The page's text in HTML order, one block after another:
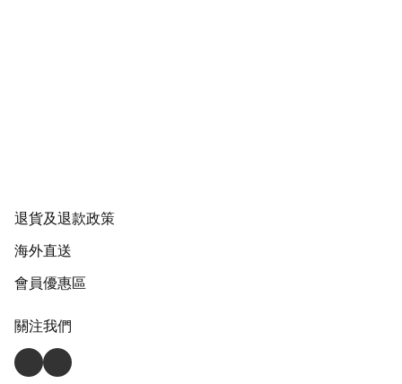
退貨及退款政策
海外直送
會員優惠區
關注我們